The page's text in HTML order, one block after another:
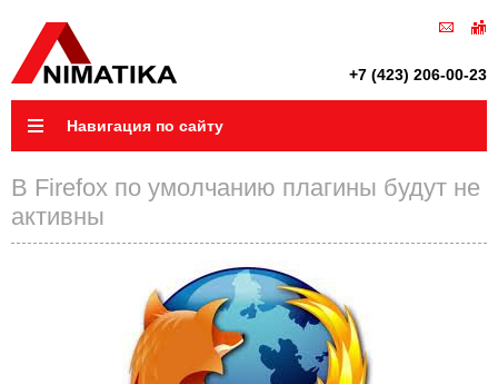
+7 (423) 206-00-23
Навигация по сайту
В Firefox по умолчанию плагины будут не
активны